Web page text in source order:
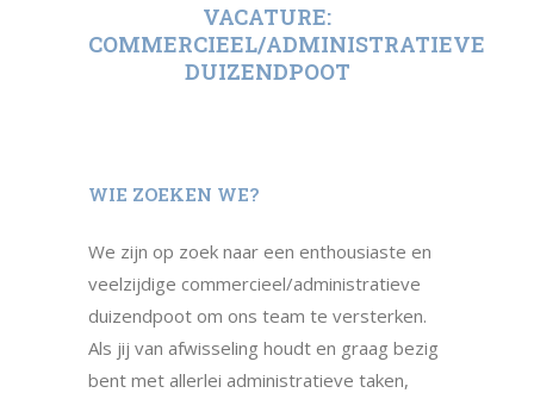
VACATURE:
COMMERCIEEL/ADMINISTRATIEVE
DUIZENDPOOT
WIE ZOEKEN WE?
We zijn op zoek naar een enthousiaste en
veelzijdige commercieel/administratieve
duizendpoot om ons team te versterken.
Als jij van afwisseling houdt en graag bezig
bent met allerlei administratieve taken,